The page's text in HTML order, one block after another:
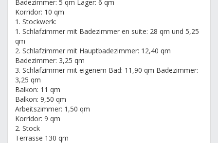
Badezimmer: 5 qm Lager: 6 qm
Korridor: 10 qm
1. Stockwerk:
1. Schlafzimmer mit Badezimmer en suite: 28 qm und 5,25
qm
2. Schlafzimmer mit Hauptbadezimmer: 12,40 qm
Badezimmer: 3,25 qm
3. Schlafzimmer mit eigenem Bad: 11,90 qm Badezimmer:
3,25 qm
Balkon: 11 qm
Balkon: 9,50 qm
Arbeitszimmer: 1,50 qm
Korridor: 9 qm
2. Stock
Terrasse 130 qm